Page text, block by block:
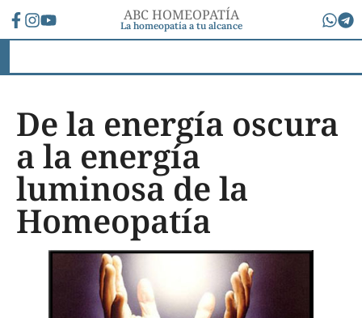
ABC HOMEOPATÍA
La homeopatía a tu alcance
De la energía oscura
a la energía
luminosa de la
Homeopatía